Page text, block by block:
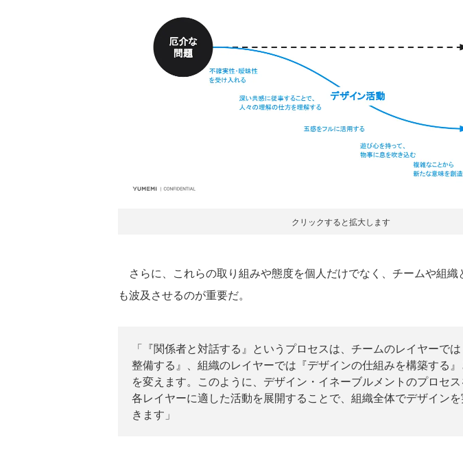
クリックすると拡大します
さらに、これらの取り組みや態度を個人だけでなく、チームや組織
も波及させるのが重要だ。
「『関係者と対話する』というプロセスは、チームのレイヤーで
整備する』、組織のレイヤーでは『デザインの仕組みを構築する
を変えます。このように、デザイン・イネーブルメントのプロセス
各レイヤーに適した活動を展開することで、組織全体でデザイン
きます」